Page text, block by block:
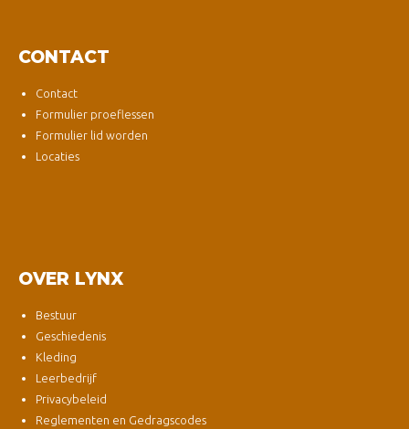
CONTACT
Contact
Formulier proeflessen
Formulier lid worden
Locaties
OVER LYNX
Bestuur
Geschiedenis
Kleding
Leerbedrijf
Privacybeleid
Reglementen en Gedragscodes